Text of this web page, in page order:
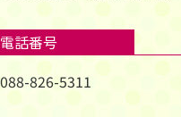
電話番号
088-826-5311